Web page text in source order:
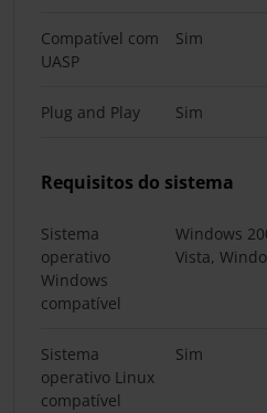
Compatível com
UASP
Sim
Plug and Play Sim
Requisitos do sistema
Sistema
operativo
Windows
compatível
Windows
Vista,
Sistema
operativo Linux
compatível
Sim